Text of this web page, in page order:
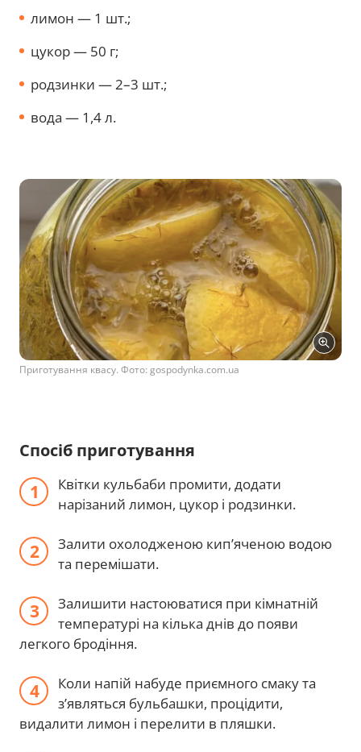
лимон — 1 шт.;
цукор — 50 г;
родзинки — 2–3 шт.;
вода — 1,4 л.
Приготування квасу. Фото: gospodynka.com.ua
Спосіб приготування
Квітки кульбаби промити, додати
нарізаний лимон, цукор і родзинки.
Залити охолодженою кип’яченою водою
та перемішати.
Залишити настоюватися при кімнатній
температурі на кілька днів до появи
легкого бродіння.
Коли напій набуде приємного смаку та
з’являться бульбашки, процідити,
видалити лимон і перелити в пляшки.